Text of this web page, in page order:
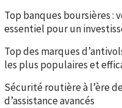
Top banques boursières :
essentiel pour un
Top des marques
les plus populaires et
Sécurité routière à l’ère
d’assistance avancés